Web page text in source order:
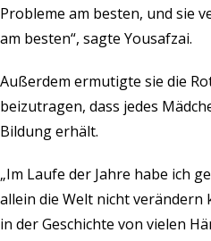
Probleme am besten, und sie
am besten“, sagte Yousafzai.
Außerdem ermutigte sie die
beizutragen, dass jedes
Bildung erhält.
„Im Laufe der Jahre habe ich
allein die Welt nicht verändern
in der Geschichte von vielen